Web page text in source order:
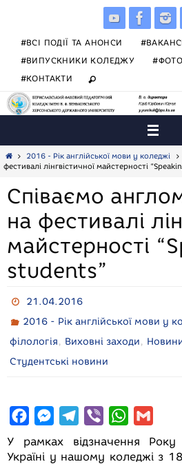
#ВСІ ПОДІЇ ТА АНОНСИ
#ВИПУСКНИКИ КОЛЕДЖУ
#КОНТАКТИ
Home2016 - Рік англійської мови у коледжі
фестивалі лінгвістичної майстерності
Співаємо
на фестивалі
майстерності
students”
21.04.2016
2016 - Рік англійської мови у
філологія, Виховні заходи,
Студентські новини
c
M
s
e
l
b
W
a
a
У рамках відзначення Року
Україні у нашому коледжі з